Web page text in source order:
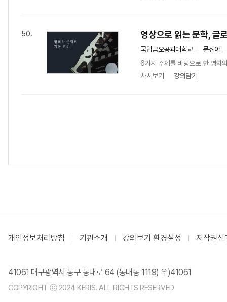
50. 영상으로 읽는 문학, 글
국립금오공과대학교
문진아
6가지 주제를 바탕으로 한 영화
차시보기
강의담기
개인정보처리방침 기관소개 강의보기 환경설정 저작권신
41061 대구광역시 동구 동내로 64 (동내동 1119) 우)41061
COPYRIGHT ⓒ 2024 KERIS. ALL RIGHTS RESERVED